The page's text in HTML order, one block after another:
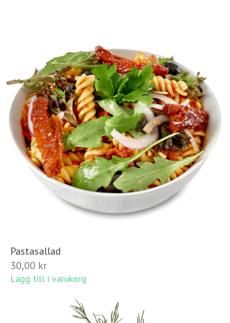
Pastasallad
30,00 kr
Lägg till i varukorg